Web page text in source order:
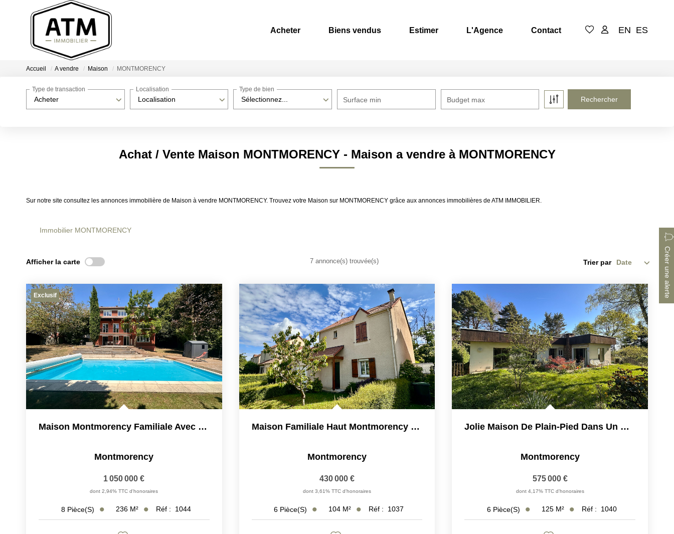
Acheter Biens vendus Estimer L'Agence Contact EN ES
Accueil A vendre Maison MONTMORENCY
Acheter
Type de transaction
Localisation
Localisation
Sélectionnez...
Type de bien
Surface min Budget max
Achat / Vente Maison MONTMORENCY - Maison a vendre à MONTMORENCY
Sur notre site consultez les annonces immobilière de Maison à vendre MONTMORENCY. Trouvez votre Maison sur MONTMORENCY grâce aux annonces immobilières de ATM IMMOBILIER.
Immobilier MONTMORENCY
Créer une alerte
Afficher la carte 7 annonce(s) trouvée(s) Trier par
Exclusif
Maison Montmorency Familiale Avec Piscine
Montmorency
1 050 000 €
dont 2,94% TTC d'honoraires
8 Pièce(s) 236 M² Réf : 1044
Maison Familiale Haut Montmorency Dans Voie Privée
Montmorency
430 000 €
dont 3,61% TTC d'honoraires
6 Pièce(s) 104 M² Réf : 1037
Jolie Maison De Plain-Pied Dans Un Ecrin De Verdure
Montmorency
575 000 €
dont 4,17% TTC d'honoraires
6 Pièce(s) 125 M² Réf : 1040